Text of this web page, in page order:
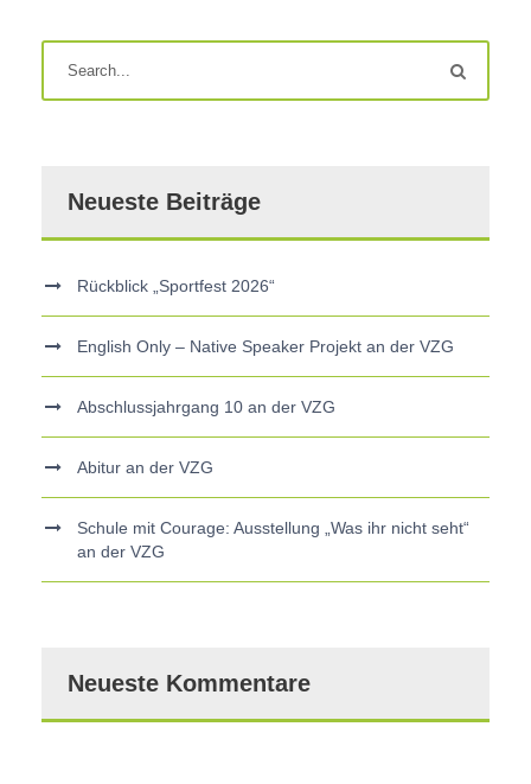
Neueste Beiträge
Rückblick „Sportfest 2026“
English Only – Native Speaker Projekt an der VZG
Abschlussjahrgang 10 an der VZG
Abitur an der VZG
Schule mit Courage: Ausstellung „Was ihr nicht seht“
an der VZG
Neueste Kommentare